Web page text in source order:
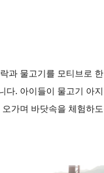
과 물고기를 모티브로
다. 아이들이 물고기 아
가며 바닷속을 체험하